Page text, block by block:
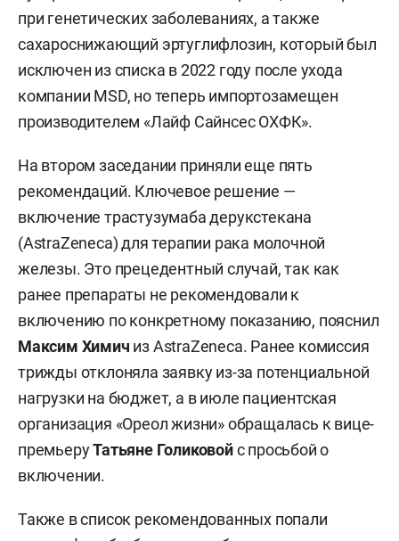
при генетических заболеваниях, а также
сахароснижающий эртуглифлозин, который был
исключен из списка в 2022 году после ухода
компании MSD, но теперь импортозамещен
производителем «Лайф Сайнсес ОХФК».
На втором заседании приняли еще пять
рекомендаций. Ключевое решение —
включение трастузумаба дерукстекана
(AstraZeneca) для терапии рака молочной
железы. Это прецедентный случай, так как
ранее препараты не рекомендовали к
включению по конкретному показанию, пояснил
Максим Химич из AstraZeneca. Ранее комиссия
трижды отклоняла заявку из-за потенциальной
нагрузки на бюджет, а в июле пациентская
организация «Ореол жизни» обращалась к вице-
премьеруТатьяне Голиковойс просьбой о
включении.
Также в список рекомендованных попали